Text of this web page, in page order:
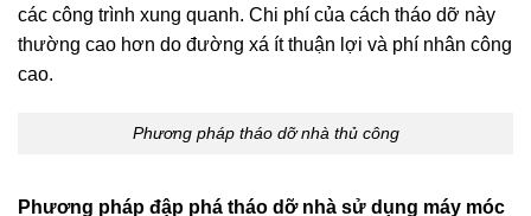
các công trình xung quanh. Chi phí của cách tháo dỡ này
thường cao hơn do đường xá ít thuận lợi và phí nhân công
cao.
Phương pháp tháo dỡ nhà thủ công
Phương pháp đập phá tháo dỡ nhà sử dụng máy móc